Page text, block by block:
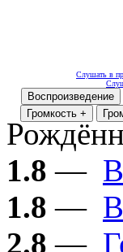
Слушать в
Воспроизведение
Громкость +
1.8 —
1.8 —
2.8 —